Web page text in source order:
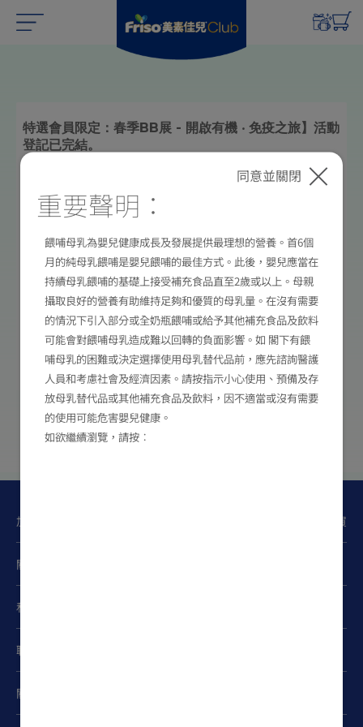
特選會員限定：春季BB展 - 開啟有機 ‧ 免疫之旅】活動
登記已完結。
成功預約出席「春季BB展 - 開啟有機‧免疫之旅」的特
選會員，將於2026年1月31日或之前經手機短訊收到活
動確認短訊。
如有查詢，歡迎於辦公時間（星期一至五09:00-
20:00；星期六09:00-18:00；星期日及公眾假期除
外）透過以下方式與我們聯絡：
致電荷蘭美素佳兒 服務中心：+852 2859 3705
WhatsFriso (WhatsApp Business): +852 6822
2973或按此
加入FRISO 立即購買
關注我們
私隱政策
聯絡我們
關於我們
同意並關閉
重要聲明：
餵哺母乳為嬰兒健康成長及發展提供最理想的營養。首6個
月的純母乳餵哺是嬰兒餵哺的最佳方式。此後，嬰兒應當在
持續母乳餵哺的基礎上接受補充食品直至2歲或以上。母親
攝取良好的營養有助維持足夠和優質的母乳量。在沒有需要
的情況下引入部分或全奶瓶餵哺或給予其他補充食品及飲料
可能會對餵哺母乳造成難以回轉的負面影響。如 閣下有餵
哺母乳的困難或決定選擇使用母乳替代品前，應先諮詢醫護
人員和考慮社會及經濟因素。請按指示小心使用、預備及存
放母乳替代品或其他補充食品及飲料，因不適當或沒有需要
的使用可能危害嬰兒健康。
如欲繼續瀏覽，請按︰